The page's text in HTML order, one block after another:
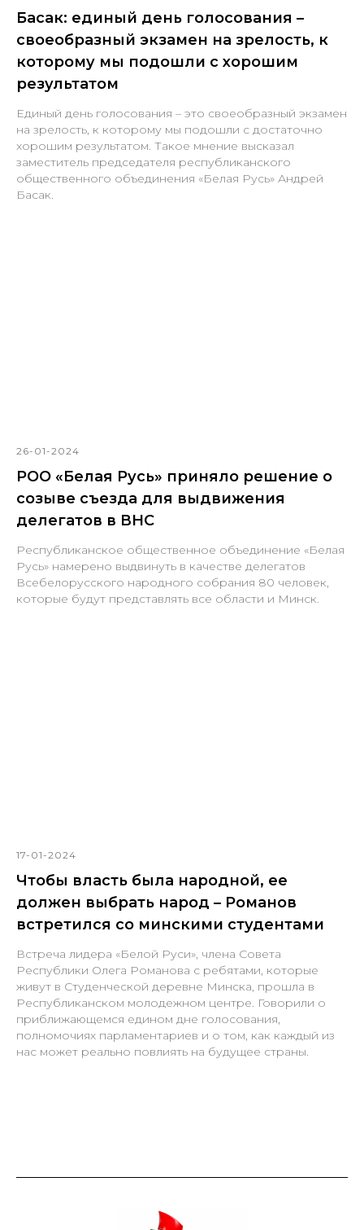
Басак: единый день голосования –
своеобразный экзамен на зрелость, к
которому мы подошли с хорошим
результатом
Единый день голосования – это своеобразный экзамен
на зрелость, к которому мы подошли с достаточно
хорошим результатом. Такое мнение высказал
заместитель председателя республиканского
общественного объединения «Белая Русь» Андрей
Басак.
26-01-2024
РОО «Белая Русь» приняло решение о
созыве съезда для выдвижения
делегатов в ВНС
Республиканское общественное объединение «Белая
Русь» намерено выдвинуть в качестве делегатов
Всебелорусского народного собрания 80 человек,
которые будут представлять все области и Минск.
17-01-2024
Чтобы власть была народной, ее
должен выбрать народ – Романов
встретился со минскими студентами
Встреча лидера «Белой Руси», члена Совета
Республики Олега Романова с ребятами, которые
живут в Студенческой деревне Минска, прошла в
Республиканском молодежном центре. Говорили о
приближающемся едином дне голосования,
полномочиях парламентариев и о том, как каждый из
нас может реально повлиять на будущее страны.